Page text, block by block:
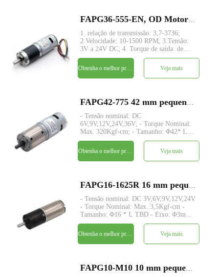
1. relação de transmissão: 3,7-3736;
2.Velocidade: 10-1500 RPM; 3.Tensão:
3V a 24V DC; 4. Torque de saída: de
5kg.cm~150kg.cm; 5. Estrutura da
engrenagem planetária com eixo motor
concêntrico; 6.Large e baixo ruído;
7.Codificador: Codifi
Veja mais
- Tensão nominal: DC
6V,9V,12V,24V,36V; - Torque Nominal:
Max. 320Kgf-cm; - Tamanho: Φ42* L
TBD; - Eixo: Φ8mm D-cut 1mm; -
Encoder: Encoder magnético/óptico; -
quantidade mínima: 500 peças
Veja mais
- Tensão nominal: DC 3V,6V,9V,12V,24V
- Torque Nominal: Max. 3,5Kgf-cm -
Tamanho: Φ16 * L TBD - Eixo: Φ3mm
D-cut 0,5mm - Codificador: Codificador
magnético - quantidade mínima: 500
peças
Veja mais